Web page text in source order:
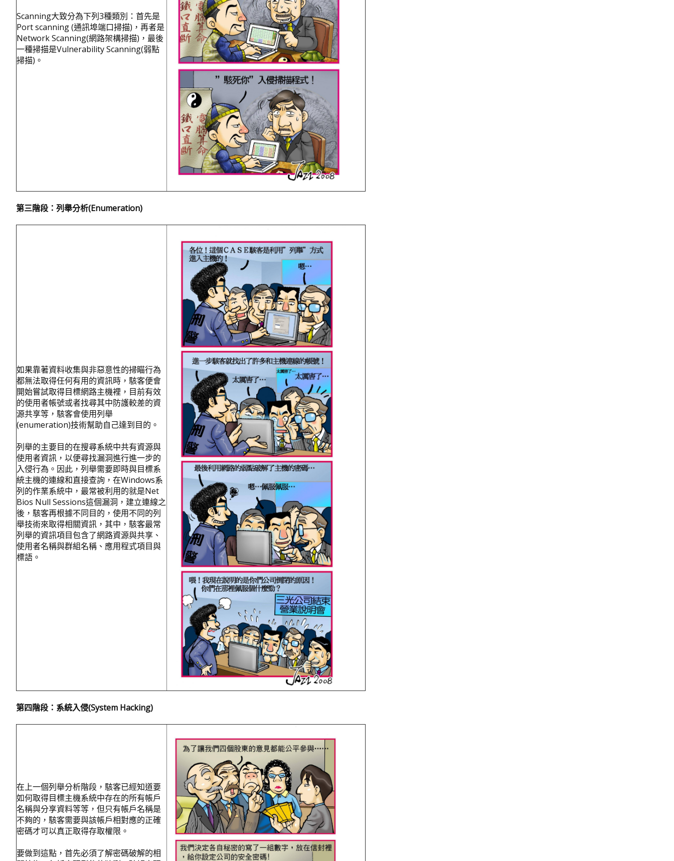
Scanning大致分為下列3種類別：首先是
Port scanning (通訊埠端口掃描)，再者是
Network Scanning(網路架構掃描)，最後
一種掃描是Vulnerability Scanning(弱點
掃描)。
第三階段：列舉分析(Enumeration)
如果靠著資料收集與非惡意性的掃瞄行為
都無法取得任何有用的資訊時，駭客便會
開始嘗試取得目標網路主機裡，目前有效
的使用者帳號或者找尋其中防護較差的資
源共享等，駭客會使用列舉
(enumeration)技術幫助自己達到目的。
列舉的主要目的在搜尋系統中共有資源與
使用者資訊，以便尋找漏洞進行進一步的
入侵行為。因此，列舉需要即時與目標系
統主機的連線和直接查詢，在Windows系
列的作業系統中，最常被利用的就是Net
Bios Null Sessions這個漏洞，建立連線之
後，駭客再根據不同目的，使用不同的列
舉技術來取得相關資訊，其中，駭客最常
列舉的資訊項目包含了網路資源與共享、
使用者名稱與群組名稱、應用程式項目與
標語。
第四階段：系統入侵(System Hacking)
在上一個列舉分析階段，駭客已經知道要
如何取得目標主機系統中存在的所有帳戶
名稱與分享資料等等，但只有帳戶名稱是
不夠的，駭客需要與該帳戶相對應的正確
密碼才可以真正取得存取權限。
要做到這點，首先必須了解密碼破解的相